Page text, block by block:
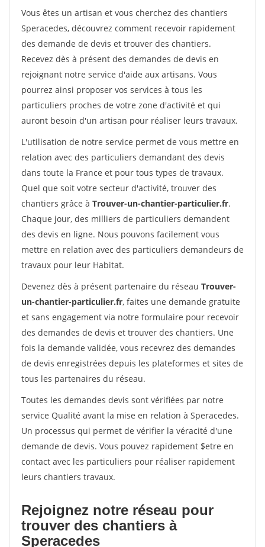
Vous êtes un artisan et vous cherchez des chantiers
Speracedes, découvrez comment recevoir rapidement
des demande de devis et trouver des chantiers.
Recevez dès à présent des demandes de devis en
rejoignant notre service d'aide aux artisans. Vous
pourrez ainsi proposer vos services à tous les
particuliers proches de votre zone d'activité et qui
auront besoin d'un artisan pour réaliser leurs travaux.
L'utilisation de notre service permet de vous mettre en
relation avec des particuliers demandant des devis
dans toute la France et pour tous types de travaux.
Quel que soit votre secteur d'activité, trouver des
chantiers grâce à Trouver-un-chantier-particulier.fr.
Chaque jour, des milliers de particuliers demandent
des devis en ligne. Nous pouvons facilement vous
mettre en relation avec des particuliers demandeurs de
travaux pour leur Habitat.
Devenez dès à présent partenaire du réseau Trouver-
un-chantier-particulier.fr, faites une demande gratuite
et sans engagement via notre formulaire pour recevoir
des demandes de devis et trouver des chantiers. Une
fois la demande validée, vous recevrez des demandes
de devis enregistrées depuis les plateformes et sites de
tous les partenaires du réseau.
Toutes les demandes devis sont vérifiées par notre
service Qualité avant la mise en relation à Speracedes.
Un processus qui permet de vérifier la véracité d'une
demande de devis. Vous pouvez rapidement $etre en
contact avec les particuliers pour réaliser rapidement
leurs chantiers travaux.
Rejoignez notre réseau pour
trouver des chantiers à
Speracedes